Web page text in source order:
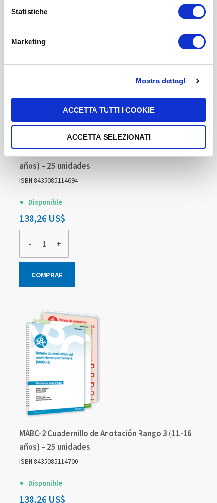
pagina dedicati ai cookie
Statistiche
Marketing
Mostra dettagli
ACCETTA TUTTI I COOKIE
ACCETTA SELEZIONATI
MABC-2 Cuadernillo de Anotación Rango 2 (7-10
años) – 25 unidades
ISBN 8435085114694
Disponible
138,26 US$
- +
COMPRAR
MABC-2 Cuadernillo de Anotación Rango 3 (11-16
años) – 25 unidades
ISBN 8435085114700
Disponible
138,26 US$